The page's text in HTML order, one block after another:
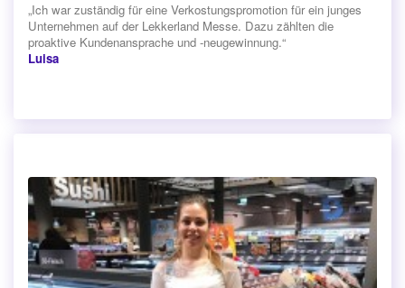
„Ich war zuständig für eine Verkostungspromotion für ein junges
Unternehmen auf der Lekkerland Messe. Dazu zählten die
proaktive Kundenansprache und -neugewinnung.“
Luisa